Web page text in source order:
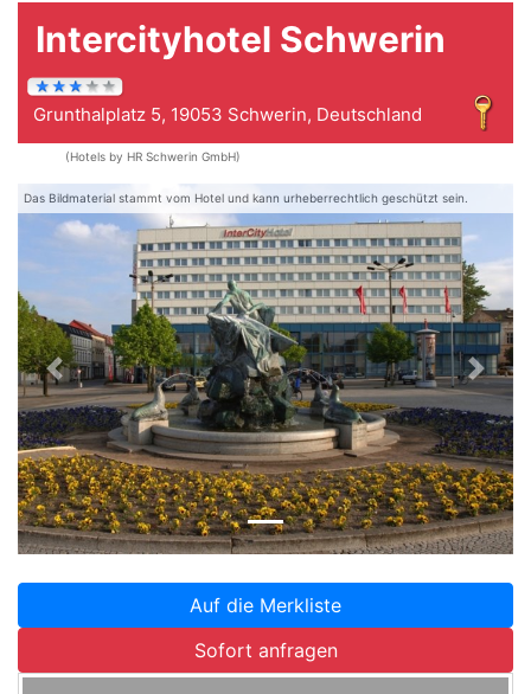
Intercityhotel Schwerin
Grunthalplatz 5, 19053 Schwerin, Deutschland
(Hotels by HR Schwerin GmbH)
Das Bildmaterial stammt vom Hotel und kann urheberrechtlich geschützt sein.
Zurück
Auf die Merkliste
Sofort anfragen